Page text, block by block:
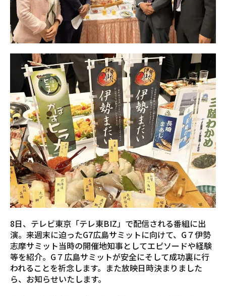
8日、テレビ東京「テレ東BIZ」で配信される番組に出
演。来週末に迫ったG7広島サミットに向けて、G７伊勢
志摩サミット当時の開催地知事としてエピソードや経験
等を紹介。G７広島サミットが安全にそして成功裏に行
われることを祈念します。また放映日時決まりました
ら、お知らせいたします。